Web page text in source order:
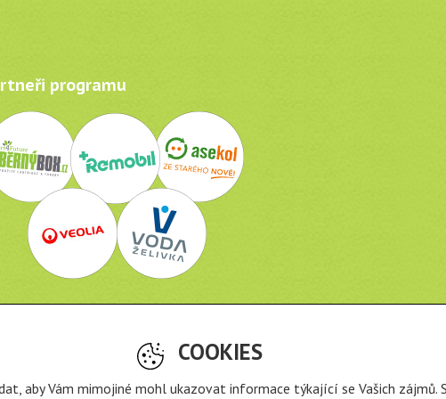
programu
stažení
COOKIES
aby Vám mimojiné mohl ukazovat informace týkající se Vašich